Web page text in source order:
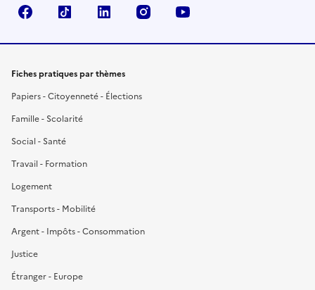
FacebookTikTok LinkedIn Instagram
Fiches pratiques par thèmes
Papiers - Citoyenneté - Élections
Famille - Scolarité
Social - Santé
Travail - Formation
Logement
Transports - Mobilité
Argent - Impôts - Consommation
Justice
Étranger - Europe